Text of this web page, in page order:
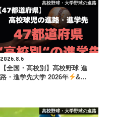
高校野球・大学野球の進路
2026.8.6
【全国・高校別】高校野球 進
路・進学先大学 2026年
&…
高校野球・大学野球の進路